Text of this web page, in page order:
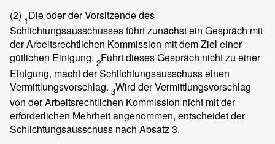
(2) 1Die oder der Vorsitzende des
Schlichtungsausschusses führt zunächst ein Gespräch mit
der Arbeitsrechtlichen Kommission mit dem Ziel einer
gütlichen Einigung. 2Führt dieses Gespräch nicht zu einer
Einigung, macht der Schlichtungsausschuss einen
Vermittlungsvorschlag. 3Wird der Vermittlungsvorschlag
von der Arbeitsrechtlichen Kommission nicht mit der
erforderlichen Mehrheit angenommen, entscheidet der
Schlichtungsausschuss nach Absatz 3.